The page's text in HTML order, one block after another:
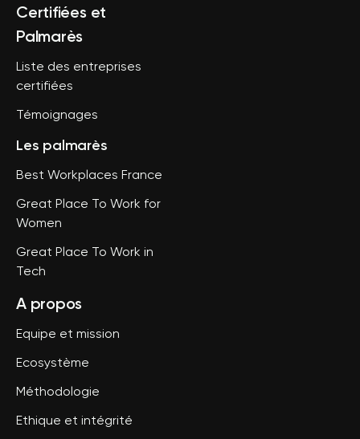
Certifiées et
Palmarès
Liste des entreprises
certifiées
Témoignages
Les palmarès
Best Workplaces France
Great Place To Work for
Women
Great Place To Work in
Tech
A propos
Equipe et mission
Ecosystème
Méthodologie
Ethique et intégrité